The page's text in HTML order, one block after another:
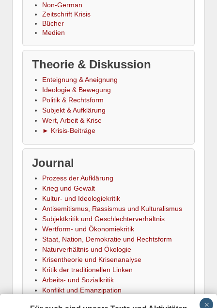
Non-German
Zeitschrift Krisis
Bücher
Medien
Theorie & Diskussion
Enteignung & Aneignung
Ideologie & Bewegung
Politik & Rechtsform
Subjekt & Aufklärung
Wert, Arbeit & Krise
► Krisis-Beiträge
Journal
Prozess der Aufklärung
Krieg und Gewalt
Kultur- und Ideologiekritik
Antisemitismus, Rassismus und Kulturalismus
Subjektkritik und Geschlechterverhältnis
Wertform- und Ökonomiekritik
Staat, Nation, Demokratie und Rechtsform
Naturverhältnis und Ökologie
Krisentheorie und Krisenanalyse
Kritik der traditionellen Linken
Arbeits- und Sozialkritik
Konflikt und Emanzipation